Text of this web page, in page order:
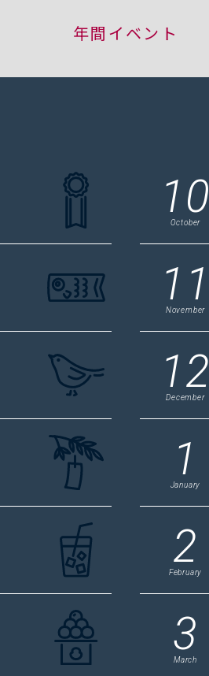
年間イベント
10
October
11
November
12
December
1
January
2
February
3
March